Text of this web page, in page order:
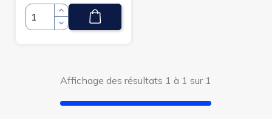
Quantité
Affichage des résultats 1 à 1 sur 1